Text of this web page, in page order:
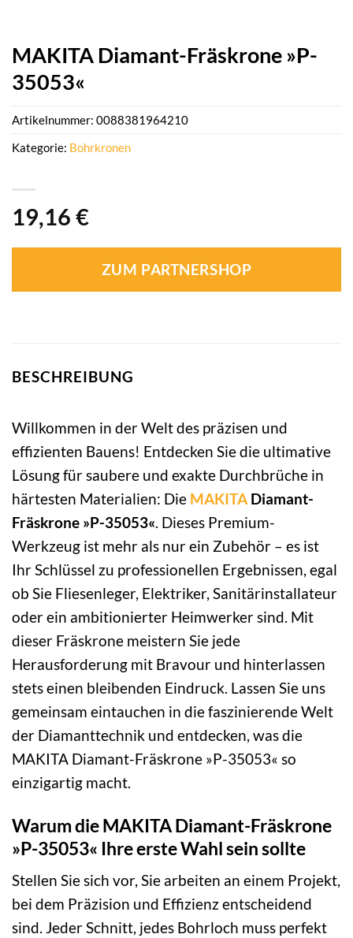
MAKITA Diamant-Fräskrone »P-
35053«
19,16 €
ZUM PARTNERSHOP
Artikelnummer: 0088381964210
Kategorie: Bohrkronen
BESCHREIBUNG
Willkommen in der Welt des präzisen und
effizienten Bauens! Entdecken Sie die ultimative
Lösung für saubere und exakte Durchbrüche in
härtesten Materialien: Die MAKITA Diamant-
Fräskrone »P-35053« . Dieses Premium-
Werkzeug ist mehr als nur ein Zubehör – es ist
Ihr Schlüssel zu professionellen Ergebnissen, egal
ob Sie Fliesenleger, Elektriker, Sanitärinstallateur
oder ein ambitionierter Heimwerker sind. Mit
dieser Fräskrone meistern Sie jede
Herausforderung mit Bravour und hinterlassen
stets einen bleibenden Eindruck. Lassen Sie uns
gemeinsam eintauchen in die faszinierende Welt
der Diamanttechnik und entdecken, was die
MAKITA Diamant-Fräskrone »P-35053« so
einzigartig macht.
Warum die MAKITA Diamant-Fräskrone
»P-35053« Ihre erste Wahl sein sollte
Stellen Sie sich vor, Sie arbeiten an einem Projekt,
bei dem Präzision und Effizienz entscheidend
sind. Jeder Schnitt, jedes Bohrloch muss perfekt